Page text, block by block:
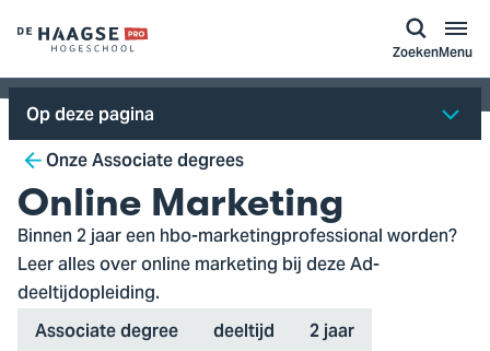
Logo
van
De
Haagse
Hogeschool,
ga
naar
de
homepagina
ZoekenMenu
Op deze pagina
Breadcrumb
Onze Associate degrees
Online Marketing
Binnen 2 jaar een hbo-marketingprofessional worden?
Leer alles over online marketing bij deze Ad-
deeltijdopleiding.
Type
Associate degree Variant
deeltijd Duration
2 jaar